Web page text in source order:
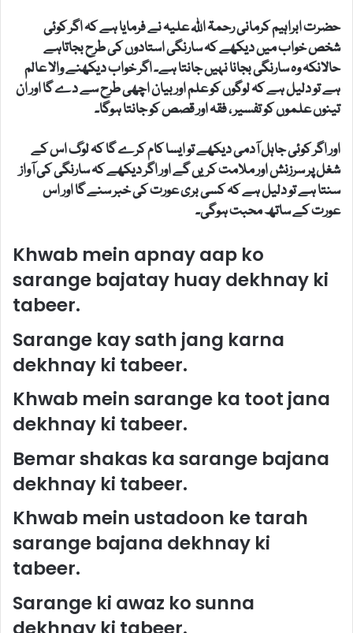
حضرت ابراہیم کرمانی رحمۃ اللہ علیہ نے فرمایا ہے کہ اگر کوئی
شخص خواب میں دیکھے کہ سارنگی استادوں کی طرح بجاتاہے
حالانکہ وہ سارنگی بجانا نہیں جانتا ہے۔ اگر خواب دیکھنے والا عالم
ہے تو دلیل ہے کہ لوگوں کو علم اور بیان اچھی طرح سے دے گا اور ان
تینوں علموں کو تفسیر ، فقہ اور قصص کو جانتا ہوگا۔
اور اگر کوئی جاہل آدمی دیکھے تو ایسا کام کرے گا کہ لوگ اس کے
شغل پر سرزنش اور ملامت کریں گے اور اگر دیکھے کہ سارنگی کی آواز
سنتا ہے تو دلیل ہے کہ کسی بری عورت کی خبر سنے گا اور اس
عورت کے ساتھ محبت ہوگی۔
Khwab mein apnay aap ko
sarange bajatay huay dekhnay ki
tabeer.
Sarange kay sath jang karna
dekhnay ki tabeer.
Khwab mein sarange ka toot jana
dekhnay ki tabeer.
Bemar shakas ka sarange bajana
dekhnay ki tabeer.
Khwab mein ustadoon ke tarah
sarange bajana dekhnay ki
tabeer.
Sarange ki awaz ko sunna